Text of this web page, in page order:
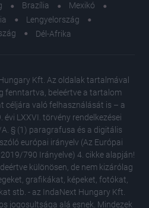
Brazília
Mexikó
Lengyelország
Dél-Afrika
Kft. Az oldalak tartalmával
fenntartva, beleértve a tartalom
céljára való felhasználását is – a
LXXVI. törvény rendelkezései
§ (1) paragrafusa és a digitális
európai irányelv (Az Európai
790 Irányelve) 4. cikke alapján!
különösen, de nem kizárólag
grafikákat, képeket, fotókat,
stb. - az IndaNext Hungary Kft.
jogosultsága alá esnek. Mindezek